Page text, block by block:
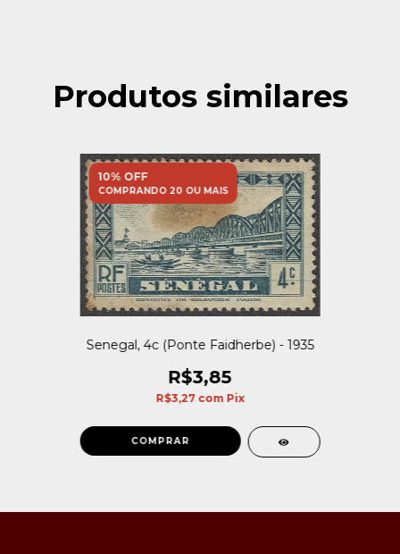
Produtos similares
10% OFF
COMPRANDO 20 OU MAIS
Senegal, 4c (Ponte Faidherbe) - 1935
R$3,85
R$3,27 com Pix